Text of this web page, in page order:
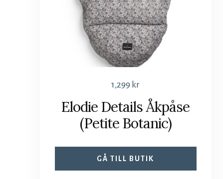
1,299 kr
Elodie Details Åkpåse
(Petite Botanic)
GÅ TILL BUTIK